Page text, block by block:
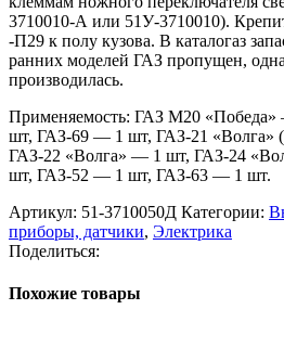
3710010-А или 51У-3710010).
-П29 к полу кузова. В каталогаз
ранних моделей ГАЗ пропущен,
производилась.
Применяемость: ГАЗ М20
шт, ГАЗ-69 — 1 шт, ГАЗ-21 «Волга»
ГАЗ-22 «Волга» — 1 шт, ГАЗ-24
шт, ГАЗ-52 — 1 шт, ГАЗ-63 — 1 шт.
Артикул: 51-3710050Д Категории:
приборы, датчики, Электрика
Поделиться:
Похожие товары